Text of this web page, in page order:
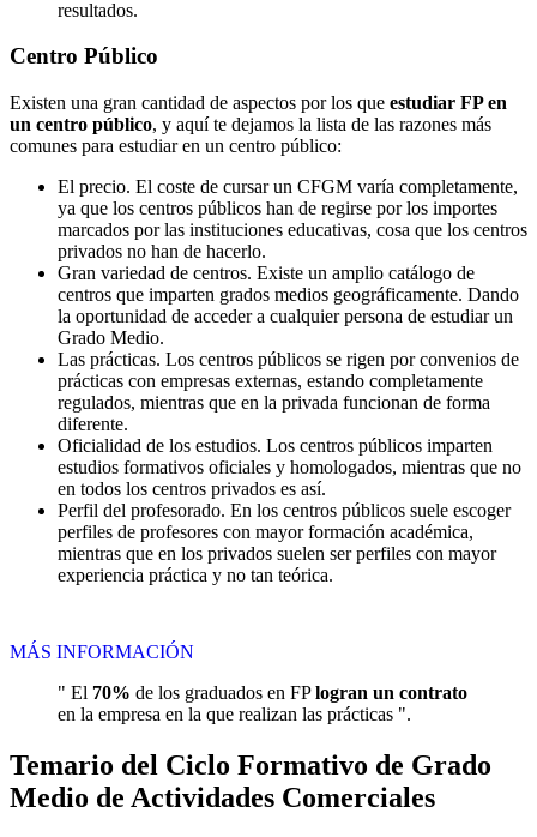
resultados.
Centro Público
Existen una gran cantidad de aspectos por los que estudiar FP en
un centro público, y aquí te dejamos la lista de las razones más
comunes para estudiar en un centro público:
El precio. El coste de cursar un CFGM varía completamente,
ya que los centros públicos han de regirse por los importes
marcados por las instituciones educativas, cosa que los centros
privados no han de hacerlo.
Gran variedad de centros. Existe un amplio catálogo de
centros que imparten grados medios geográficamente. Dando
la oportunidad de acceder a cualquier persona de estudiar un
Grado Medio.
Las prácticas. Los centros públicos se rigen por convenios de
prácticas con empresas externas, estando completamente
regulados, mientras que en la privada funcionan de forma
diferente.
Oficialidad de los estudios. Los centros públicos imparten
estudios formativos oficiales y homologados, mientras que no
en todos los centros privados es así.
Perfil del profesorado. En los centros públicos suele escoger
perfiles de profesores con mayor formación académica,
mientras que en los privados suelen ser perfiles con mayor
experiencia práctica y no tan teórica.
MÁS INFORMACIÓN
" El 70% de los graduados en FPlogran un contrato
en la empresa en la que realizan las prácticas ".
Temario del Ciclo Formativo de Grado
Medio de Actividades Comerciales